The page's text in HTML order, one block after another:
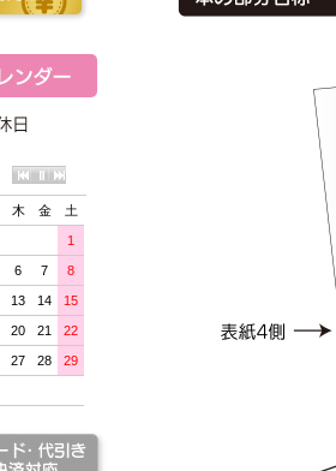
木 金 土
1
6 7 8
13 14 15
20 21 22
27 28 29